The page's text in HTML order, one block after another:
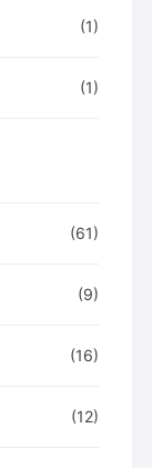
(1)
(1)
(61)
(9)
(16)
(12)